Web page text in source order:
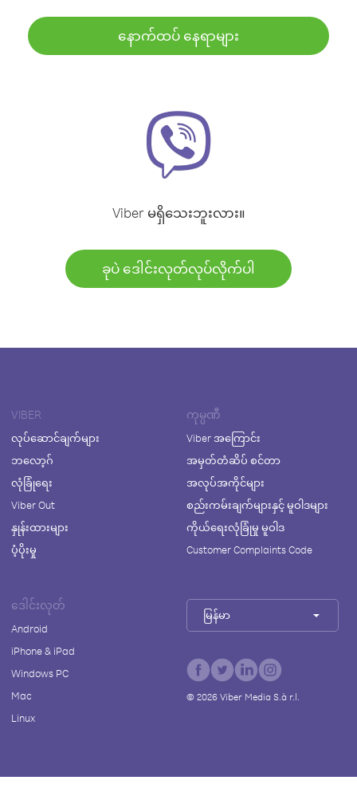
နောက်ထပ် နေရာများ
Viber မရှိသေးဘူးလား။
ခုပဲ ဒေါင်းလုတ်လုပ်လိုက်ပါ
VIBER
လုပ်ဆောင်ချက်များ
ဘလော့ဂ်
လုံခြုံရေး
Viber Out
နှုန်းထားများ
ပံ့ပိုးမှု
ကုမ္ပဏီ
Viber အကြောင်း
အမှတ်တံဆိပ် စင်တာ
အလုပ်အကိုင်များ
စည်းကမ်းချက်များနှင့် မူဝါဒများ
ကိုယ်ရေးလုံခြုံမှု မူဝါဒ
Customer Complaints Code
ဒေါင်းလုတ်
Android
iPhone & iPad
Windows PC
Mac
Linux
မြန်မာ
© 2026Viber Media S.à r.l.